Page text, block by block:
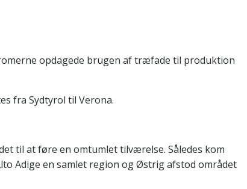
opdagede brugen af træfade til produktion
fra Sydtyrol til Verona.
til at føre en omtumlet tilværelse. Således kom
Adige en samlet region og Østrig afstod området